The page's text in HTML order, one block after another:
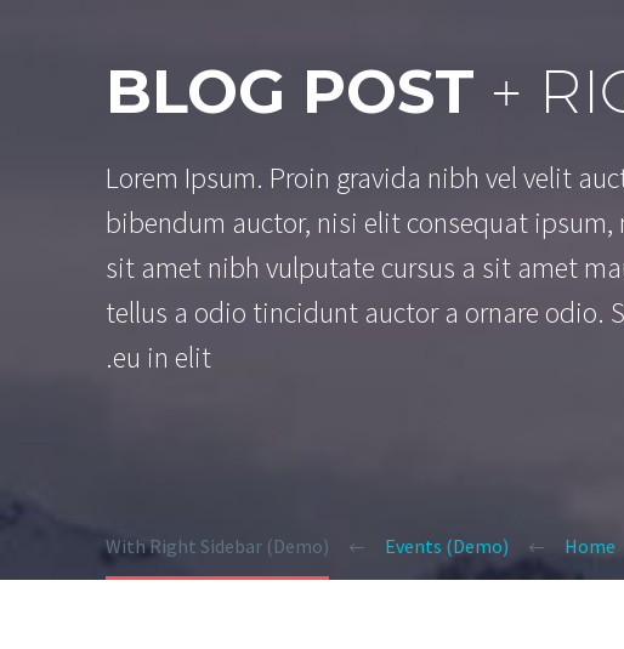
BLOG POST +
Lorem Ipsum. Proin gravida nibh vel velit
bibendum auctor, nisi elit consequat
sit amet nibh vulputate cursus a sit amet
tellus a odio tincidunt auctor a ornare odio.
eu in elit.
Home
Events (Demo)
With Right Sidebar (Demo)